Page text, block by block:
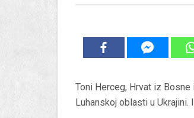
Toni Herceg, Hrvat iz
Luhanskoj oblasti u